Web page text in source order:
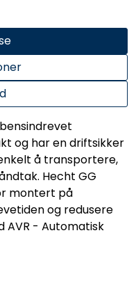
og har en driftsikker
å transportere,
Hecht GG
montert på
og redusere
AVR - Automatisk